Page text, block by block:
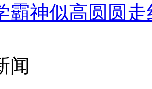
霸神似高圆圆走
闻